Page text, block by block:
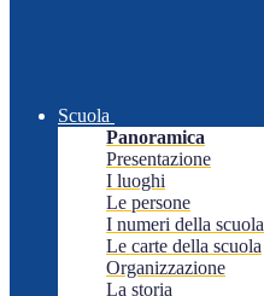
Scuola
Panoramica
Presentazione
I luoghi
Le persone
I numeri della scuola
Le carte della scuola
Organizzazione
La storia